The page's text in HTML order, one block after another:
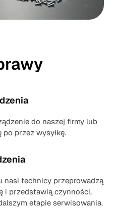
do naszej firmy lub
przez wysyłkę.
nasi technicy przeprowadzą
i przedstawią czynności,
etapie serwisowania.